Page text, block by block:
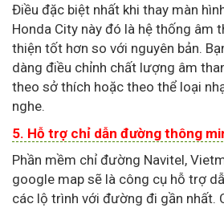
Điều đặc biệt nhất khi thay màn
Honda City này đó là hệ thống âm
thiện tốt hơn so với nguyên bản.
dàng điều chỉnh chất lượng âm
theo sở thích hoặc theo thể loại
nghe.
5. Hỗ trợ chỉ dẫn đường thông
Phần mềm chỉ đường Navitel,
google map sẽ là công cụ hỗ trợ
các lộ trình với đường đi gần nhất.